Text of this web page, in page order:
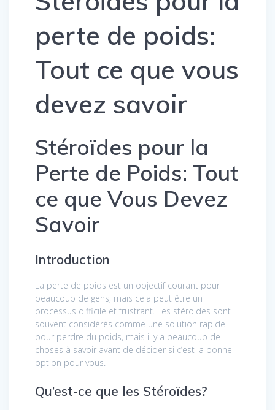
perte de poids:
Tout ce que vous
devez savoir
Stéroïdes pour la
Perte de Poids: Tout
ce que Vous Devez
Savoir
Introduction
La perte de poids est un objectif courant pour
beaucoup de gens, mais cela peut être un
processus difficile et frustrant. Les stéroïdes sont
souvent considérés comme une solution rapide
pour perdre du poids, mais il y a beaucoup de
choses à savoir avant de décider si c’est la bonne
option pour vous.
Qu’est-ce que les Stéroïdes?